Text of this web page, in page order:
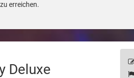
erreichen.
Deluxe